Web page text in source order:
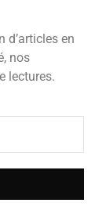
d’articles en
nos
lectures.